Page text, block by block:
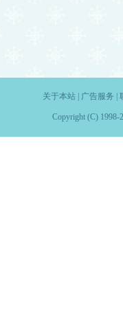
关于本站| 广告服务
Copyright (C) 1998-